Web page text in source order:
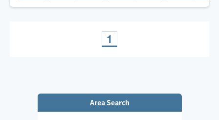
1
Area Search